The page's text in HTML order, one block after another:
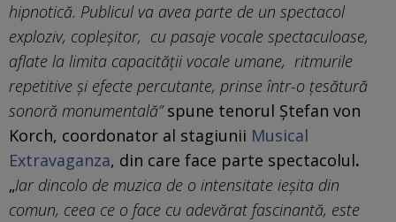
hipnotică. Publicul va avea parte de un spectacol
exploziv, copleșitor, cu pasaje vocale spectaculoase,
aflate la limita capacității vocale umane, ritmurile
repetitive şi efecte percutante, prinse într-o ţesătură
sonoră monumentală”spune tenorul Ștefan von
Korch, coordonator al stagiunii Musical
Extravaganza, din care face parte spectacolul.
„Iar dincolo de muzica de o intensitate ieșita din
comun, ceea ce o face cu adevărat fascinantă, este